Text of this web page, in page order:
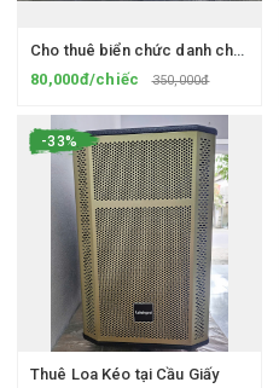
Cho thuê biển chức danh chân Mica
80,000đ/chiếc
350,000đ
-33%
Thuê Loa Kéo tại Cầu Giấy